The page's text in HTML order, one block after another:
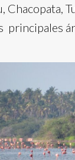
Chacopata,
principales